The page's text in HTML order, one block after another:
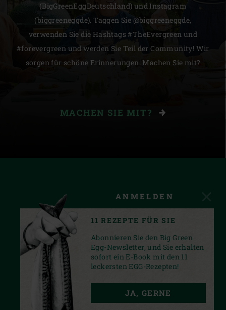
(BigGreenEggDeutschland) und Instagram
(biggreeneggde). Taggen Sie @biggreeneggde,
verwenden Sie die Hashtags #TheEvergreen und
#forevergreen und werden Sie Teil der Community! Wir
sorgen für schöne Erinnerungen. Machen Sie mit?
MACHEN SIE MIT?
ANMELDEN
11 REZEPTE FÜR SIE
Abonnieren Sie den Big Green
Egg-Newsletter, und Sie erhalten
sofort ein E-Book mit den 11
leckersten EGG-Rezepten!
JA, GERNE